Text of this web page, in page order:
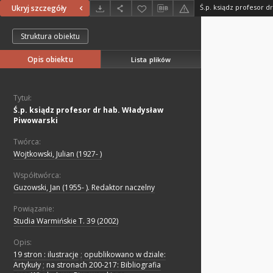
Ukryj szczegóły Ś.p. ksiądz profesor dr
Struktura obiektu
Opis obiektu Lista plików
Tytuł:
Ś.p. ksiądz profesor dr hab. Władysław
Piwowarski
Twórca:
Wojtkowski, Julian (1927- )
Współtwórca:
Guzowski, Jan (1955- ). Redaktor naczelny
Powiązanie:
Studia Warmińskie T. 39 (2002)
Opis:
19 stron : ilustracje ; opublikowano w dziale:
Artykuły ; na stronach 200-217: Bibliografia